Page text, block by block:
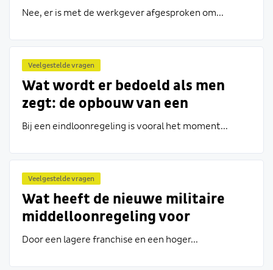
gecompenseerd?
Nee, er is met de werkgever afgesproken om...
Veelgestelde vragen
Wat wordt er bedoeld als men
zegt: de opbouw van een
middelloonregeling kan de
inhalen als er genoeg tijd
overheen gaat?
Bij een eindloonregeling is vooral het moment...
Veelgestelde vragen
Wat heeft de nieuwe militaire
middelloonregeling voor
gevolgen voor mijn loon in
Door een lagere franchise en een hoger...